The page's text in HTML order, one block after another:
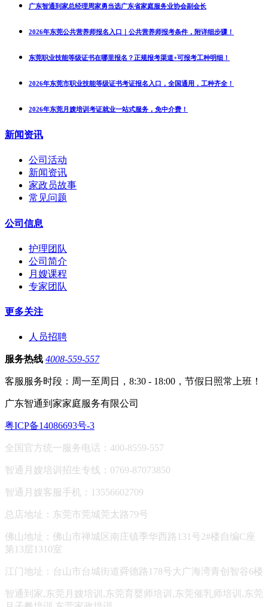
广东智通到家总经理周家勇当选广东省家庭服务业协会副会长
2026年东莞公共营养师报名入口｜公共营养师报考条件，附详细步骤！
东莞职业技能等级证书在哪里报名？正规报考渠道+可报考工种明细！
2026年东莞市职业技能等级证书考证报名入口，全国通用，工种齐全！
2026年东莞月嫂培训考证就业一站式服务，免中介费！
新闻资讯
公司活动
新闻资讯
家政员故事
常见问题
公司信息
护理团队
公司简介
月嫂课程
专家团队
更多关注
人员招聘
服务热线 4008-559-557
客服服务时段：周一至周日，8:30 - 18:00，节假日照常上班！
广东智通到家家庭服务有限公司
粤ICP备14086693号-3
全国官方统一服务电话：400-8559-557
智通月嫂培训招生专线：0769-87073850
智通月嫂客服手机：13556602709
总店地址：东莞市莞城莞太路79号
佛山地址： 佛山市禅城区南庄镇季华西路131号2#楼自编C座
第13层1310室
江门地址：台山市台城街道舜德路178号大广海湾青创智谷6楼
智通到家,东莞月嫂培训,东莞育婴师培训,东莞催乳师培训,东莞